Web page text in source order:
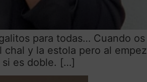
para todas… Cuando
y la estola pero al
si es doble. […]